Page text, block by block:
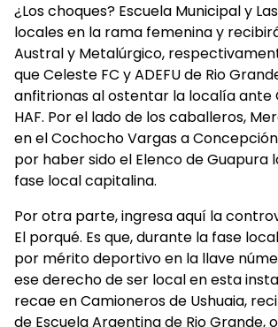
¿Los choques? Escuela Municipal y
locales en la rama femenina y
Austral y Metalúrgico,
que Celeste FC y ADEFU de Rio
anfitrionas al ostentar la localía ante
HAF. Por el lado de los caballeros,
en el Cochocho Vargas a
por haber sido el Elenco de Guapura
fase local capitalina.
Por otra parte, ingresa aquí la
El porqué. Es que, durante la fase
por mérito deportivo en la llave
ese derecho de ser local en esta
recae en Camioneros de Ushuaia,
de Escuela Argentina de Rio Grande,